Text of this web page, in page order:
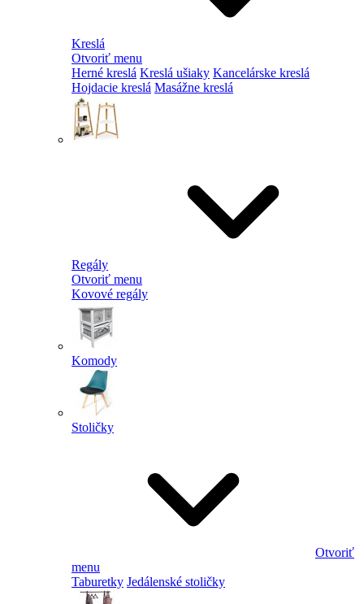
Kreslá
Otvoriť menu
Herné kreslá Kreslá ušiaky Kancelárske kreslá
Hojdacie kreslá Masážne kreslá
Regály
Otvoriť menu
Kovové regály
Komody
Stoličky
Otvoriť
menu
Taburetky Jedálenské stoličky